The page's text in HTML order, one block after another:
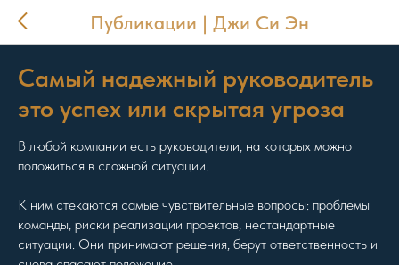
Публикации | Джи Си Эн
Самый надежный руководитель
это успех или скрытая угроза
В любой компании есть руководители, на которых можно
положиться в сложной ситуации.
К ним стекаются самые чувствительные вопросы: проблемы
команды, риски реализации проектов, нестандартные
ситуации. Они принимают решения, берут ответственность и